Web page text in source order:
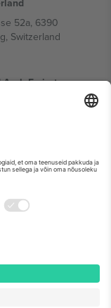
52a, 6390
Switzerland
Arab Emirates
Silicon Oasis, DDP
vaata konkreetse